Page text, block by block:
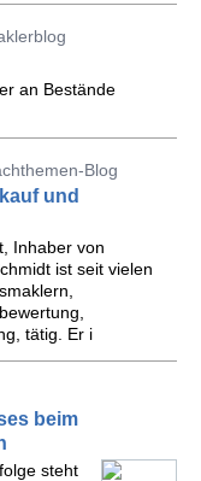
an Bestände
Blog
und
Inhaber von
ist seit vielen
tätig. Er i
beim
steht